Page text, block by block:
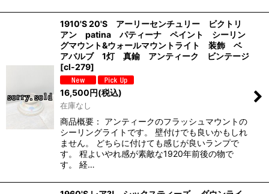
1910'S 20'S アーリーセンチュリー ビクトリ
アン patina パティーナ ペイント シーリン
グマウント&ウォールマウントライト 装飾 ベ
アバルブ 1灯 真鍮 アンティーク ビンテージ
[cl-279]
16,500円(税込)
在庫なし
商品概要： アンティークのフラッシュマウントの
シーリングライトです。 壁付けでも良いかもしれ
ません。 どちらに付けても感じが良いランプで
す。 程よいやれ感が素敵な1920年前後の物で
す。 経…